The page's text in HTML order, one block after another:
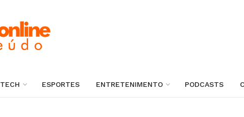
TECH ESPORTES ENTRETENIMENTO PODCASTS